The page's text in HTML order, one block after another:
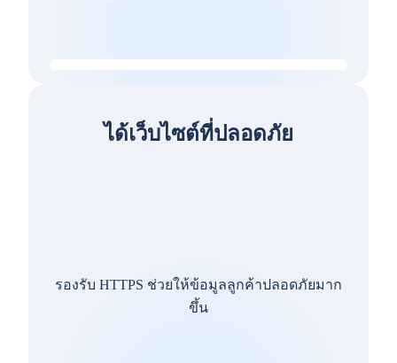
ได้เว็บไซต์ที่ปลอดภัย
รองรับ HTTPS ช่วยให้ข้อมูลลูกค้าปลอดภัยมาก
ขึ้น